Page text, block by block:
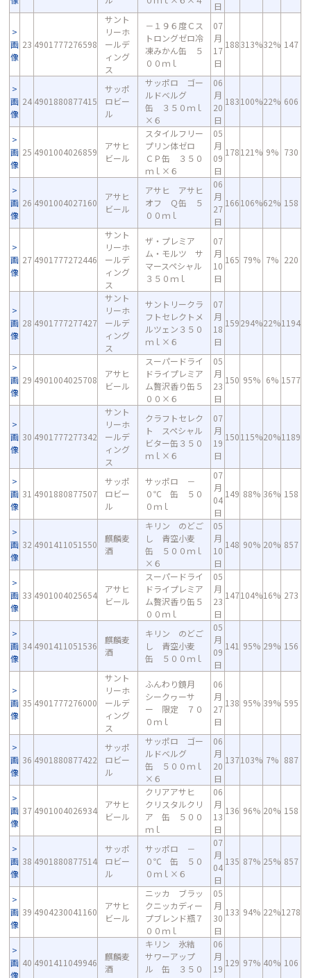
日
画
像
23 4901777276598
サント
リーホ
ールデ
ィング
ス
－１９６度Ｃス
トロングゼロ冷
凍みかん缶 ５
００ｍｌ
07
月
17
日
188313%32% 147
画
像
24 4901880877415
サッポ
ロビー
ル
サッポロ ゴー
ルドベルグ
缶 ３５０ｍｌ
×６
06
月
20
日
183100%22% 606
画
像
25 4901004026859
アサヒ
ビール
スタイルフリー
プリン体ゼロ
ＣＰ缶 ３５０
ｍｌ×６
05
月
09
日
178121% 9% 730
画
像
26 4901004027160
アサヒ
ビール
アサヒ アサヒ
オフ Ｑ缶 ５
００ｍｌ
06
月
27
日
166106%62% 158
画
像
27 4901777272446
サント
リーホ
ールデ
ィング
ス
ザ・プレミア
ム・モルツ サ
マースペシャル
３５０ｍｌ
07
月
10
日
165 79% 7% 220
画
像
28 4901777277427
サント
リーホ
ールデ
ィング
ス
サントリークラ
フトセレクトメ
ルツェン３５０
ｍｌ×６
07
月
18
日
159294%22%1194
画
像
29 4901004025708
アサヒ
ビール
スーパードライ
ドライプレミア
ム贅沢香り缶５
００×６
05
月
23
日
150 95% 6% 1577
画
像
30 4901777277342
サント
リーホ
ールデ
ィング
ス
クラフトセレク
ト スペシャル
ビター缶３５０
ｍｌ×６
07
月
19
日
150115%20%1189
画
像
31 4901880877507
サッポ
ロビー
ル
サッポロ －
０℃ 缶 ５０
０ｍｌ
07
月
04
日
149 88% 36% 158
画
像
32 4901411051550
麒麟麦
酒
キリン のどご
し 青空小麦
缶 ５００ｍｌ
×６
05
月
10
日
148 90% 20% 857
画
像
33 4901004025654
アサヒ
ビール
スーパードライ
ドライプレミア
ム贅沢香り缶５
００ｍｌ
05
月
23
日
147104%16% 273
画
像
34 4901411051536
麒麟麦
酒
キリン のどご
し 青空小麦
缶 ５００ｍｌ
05
月
09
日
141 95% 29% 156
画
像
35 4901777276000
サント
リーホ
ールデ
ィング
ス
ふんわり鏡月
シークヮーサ
ー 限定 ７０
０ｍｌ
06
月
27
日
138 95% 39% 595
画
像
36 4901880877422
サッポ
ロビー
ル
サッポロ ゴー
ルドベルグ
缶 ５００ｍｌ
×６
06
月
20
日
137103% 7% 887
画
像
37 4901004026934
アサヒ
ビール
クリアアサヒ
クリスタルクリ
ア 缶 ５００
ｍｌ
06
月
13
日
136 96% 20% 158
画
像
38 4901880877514
サッポ
ロビー
ル
サッポロ －
０℃ 缶 ５０
０ｍｌ×６
07
月
04
日
135 87% 25% 857
画
像
39 4904230041160
アサヒ
ビール
ニッカ ブラッ
クニッカディー
プブレンド瓶７
００ｍｌ
05
月
30
日
133 94% 22%1278
画
像
40 4901411049946
麒麟麦
酒
キリン 氷結
サワーアップ
ル 缶 ３５０
06
月
19
129 97% 40% 106